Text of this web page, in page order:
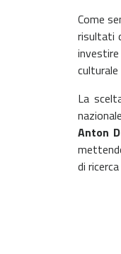
Come
risultati
La
Anton
di
Rimani sempre